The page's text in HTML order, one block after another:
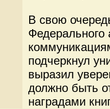
В свою
Федерального
подчеркнул
выразил
должно быть
наградами